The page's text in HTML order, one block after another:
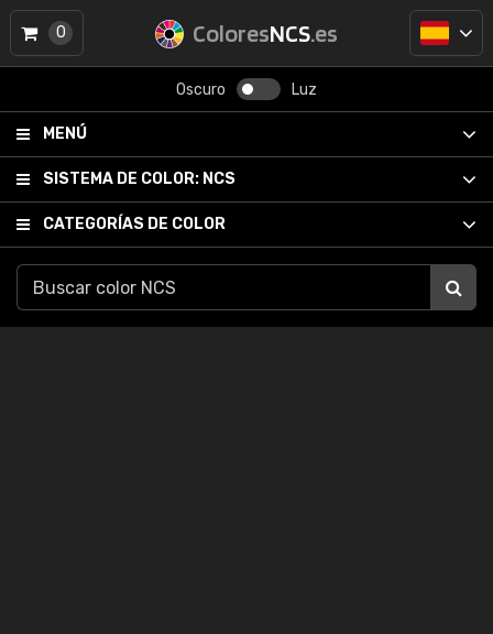
ColoresNCS.es
Oscuro Luz
MENÚ
SISTEMA DE COLOR: NCS
CATEGORÍAS DE COLOR
0